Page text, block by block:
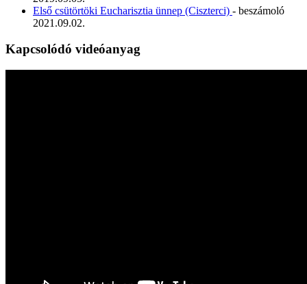
Első csütörtöki Eucharisztia ünnep (Ciszterci) - beszámoló
2021.09.02.
Kapcsolódó videóanyag